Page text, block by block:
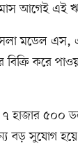
মাস আগেই এই
মডেল এস,
করে
হাজার ৫০০
বড় সুযোগ হয়ে